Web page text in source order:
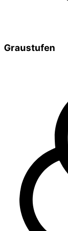
Graustufen